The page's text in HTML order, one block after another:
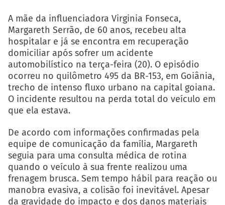
A mãe da influenciadora Virginia Fonseca,
Margareth Serrão, de 60 anos, recebeu alta
hospitalar e já se encontra em recuperação
domiciliar após sofrer um acidente
automobilístico na terça-feira (20). O episódio
ocorreu no quilômetro 495 da BR-153, em Goiânia,
trecho de intenso fluxo urbano na capital goiana.
O incidente resultou na perda total do veículo em
que ela estava.
De acordo com informações confirmadas pela
equipe de comunicação da família, Margareth
seguia para uma consulta médica de rotina
quando o veículo à sua frente realizou uma
frenagem brusca. Sem tempo hábil para reação ou
manobra evasiva, a colisão foi inevitável. Apesar
da gravidade do impacto e dos danos materiais